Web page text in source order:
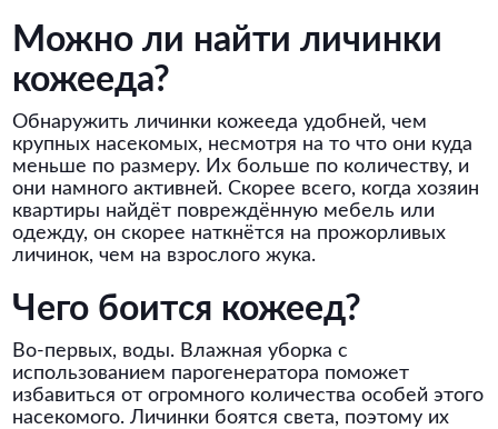
Можно ли найти личинки
кожееда?
Обнаружить личинки кожееда удобней, чем
крупных насекомых, несмотря на то что они куда
меньше по размеру. Их больше по количеству, и
они намного активней. Скорее всего, когда хозяин
квартиры найдёт повреждённую мебель или
одежду, он скорее наткнётся на прожорливых
личинок, чем на взрослого жука.
Чего боится кожеед?
Во-первых, воды. Влажная уборка с
использованием парогенератора поможет
избавиться от огромного количества особей этого
насекомого. Личинки боятся света, поэтому их